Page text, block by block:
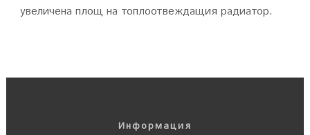
увеличена площ на топлоотвеждащия радиатор.
Информация